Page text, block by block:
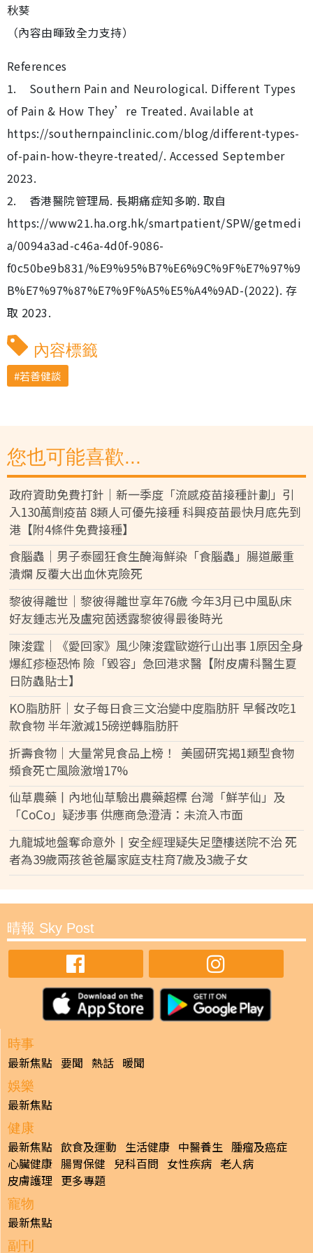
秋葵
（內容由暉致全力支持）
References
1. Southern Pain and Neurological. Different Types
of Pain & How They’re Treated. Available at
https://southernpainclinic.com/blog/different-types-
of-pain-how-theyre-treated/. Accessed September
2023.
2. 香港醫院管理局. 長期痛症知多啲. 取自
https://www21.ha.org.hk/smartpatient/SPW/getmedi
a/0094a3ad-c46a-4d0f-9086-
f0c50be9b831/%E9%95%B7%E6%9C%9F%E7%97%9
B%E7%97%87%E7%9F%A5%E5%A4%9AD-(2022). 存
取 2023.
內容標籤
若善健談
您也可能喜歡...
政府資助免費打針｜新一季度「流感疫苗接種計劃」引
入130萬劑疫苗 8類人可優先接種 科興疫苗最快月底先到
港【附4條件免費接種】
食腦蟲｜男子泰國狂食生醃海鮮染「食腦蟲」腸道嚴重
潰爛 反覆大出血休克險死
黎彼得離世｜黎彼得離世享年76歲 今年3月已中風臥床
好友鍾志光及盧宛茵透露黎彼得最後時光
陳浚霆｜《愛回家》風少陳浚霆歐遊行山出事 1原因全身
爆紅疹極恐怖 險「毀容」急回港求醫【附皮膚科醫生夏
日防蟲貼士】
KO脂肪肝｜女子每日食三文治變中度脂肪肝 早餐改吃1
款食物 半年激減15磅逆轉脂肪肝
折壽食物｜大量常見食品上榜！ 美國研究揭1類型食物
頻食死亡風險激增17%
仙草農藥丨內地仙草驗出農藥超標 台灣「鮮芋仙」及
「CoCo」疑涉事 供應商急澄清：未流入市面
九龍城地盤奪命意外丨安全經理疑失足墮樓送院不治 死
者為39歲兩孩爸爸屬家庭支柱育7歲及3歲子女
晴報 Sky Post
時事
最新焦點 要聞 熱話 暖聞
娛樂
最新焦點
健康
最新焦點 飲食及運動 生活健康 中醫養生 腫瘤及癌症
心臟健康 腸胃保健 兒科百問 女性疾病 老人病
皮膚護理 更多專題
寵物
最新焦點
副刊